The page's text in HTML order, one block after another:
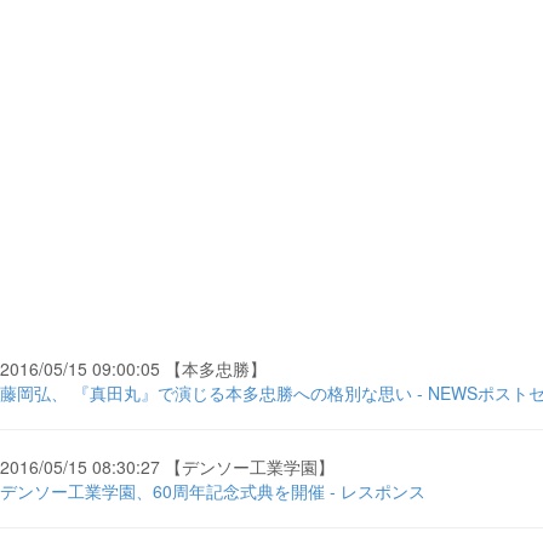
2016/05/15 09:00:05 【本多忠勝】
藤岡弘、 『真田丸』で演じる本多忠勝への格別な思い - NEWSポスト
2016/05/15 08:30:27 【デンソー工業学園】
デンソー工業学園、60周年記念式典を開催 - レスポンス